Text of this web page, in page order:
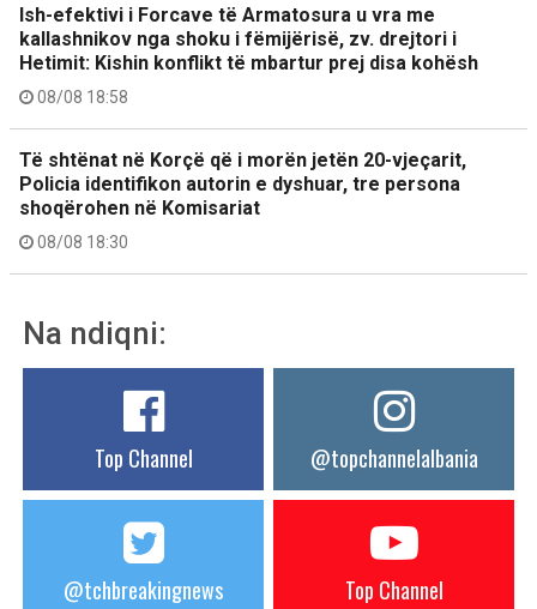
Ish-efektivi i Forcave të Armatosura u vra me
kallashnikov nga shoku i fëmijërisë, zv. drejtori i
Hetimit: Kishin konflikt të mbartur prej disa kohësh
08/08 18:58
Të shtënat në Korçë që i morën jetën 20-vjeçarit,
Policia identifikon autorin e dyshuar, tre persona
shoqërohen në Komisariat
08/08 18:30
Na ndiqni:
Top Channel @topchannelalbania
@tchbreakingnews Top Channel